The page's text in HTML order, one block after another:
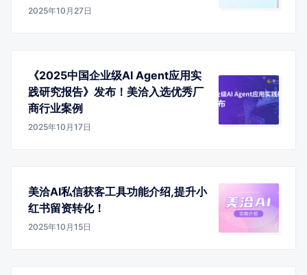
2025年10月27日
《2025中国企业级AI Agent应用实
践研究报告》发布！美洽入选优秀厂
商行业案例
2025年10月17日
美洽AI私信获客工具功能介绍,提升小
红书留资转化！
2025年10月15日